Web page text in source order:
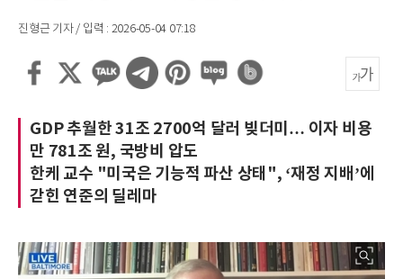
진형근 기자 / 입력 : 2026-05-04 07:18
GDP 추월한 31조 2700억 달러 빚더미… 이자 비용
만 781조 원, 국방비 압도
한케 교수 "미국은 기능적 파산 상태", ‘재정 지배’에
갇힌 연준의 딜레마